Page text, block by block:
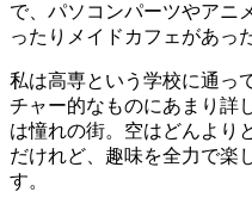
で、パソコンパーツやアニ
ったりメイドカフェがあっ
私は高専という学校に通っ
チャー的なものにあまり詳
は憧れの街。空はどんより
だけれど、趣味を全力で楽
す。